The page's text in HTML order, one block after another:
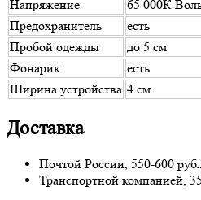
Напряжение
65 000К
Предохранитель
есть
Пробой одежды
до 5 см
Фонарик
есть
Ширина устройства 4 см
Доставка
Почтой России, 550-600
Транспортной компанией,